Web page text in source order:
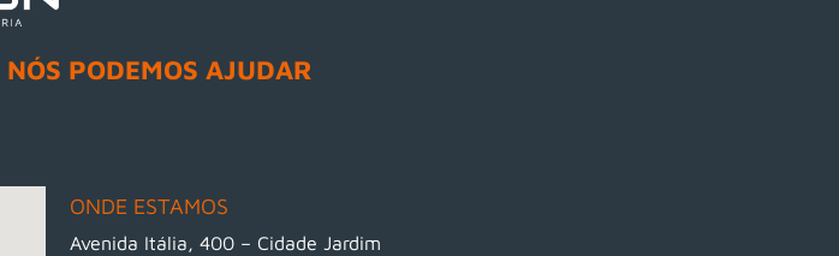
NÓS PODEMOS AJUDAR
ONDE ESTAMOS
Avenida Itália, 400 – Cidade Jardim